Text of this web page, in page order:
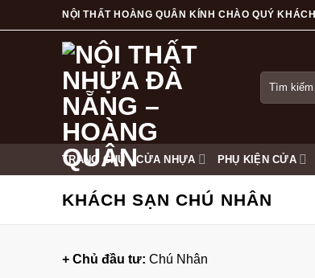
to
NỘI THẤT HOÀNG QUÂN KÍNH CHÀO QUÝ KHÁCH
Tìm
kiếm:
TRANG CHỦ CỬA NHỰA PHỤ KIỆN CỬA
KHÁCH SẠN CHÚ NHÂN
+ Chủ đầu tư: Chú Nhân